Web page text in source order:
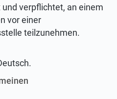
verpflichtet, an einem
vor einer
teilzunehmen.